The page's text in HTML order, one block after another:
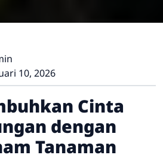
10, 2026
Cinta
dengan
Tanaman